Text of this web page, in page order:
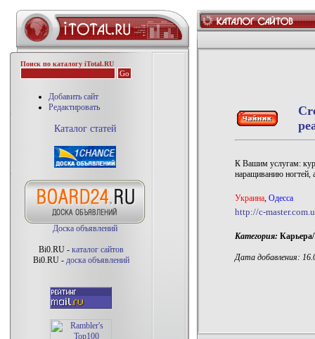
Поиск по каталогу iTotal.RU
Добавить сайт
Редактировать
Каталог статей
Доска объявлений
Bi0.RU - каталог сайтов
Bi0.RU - доска объявлений
К Вашим услугам:
наращиванию ногтей,
Украина, Одесса
http://c-
Категория:
Дата добавления: